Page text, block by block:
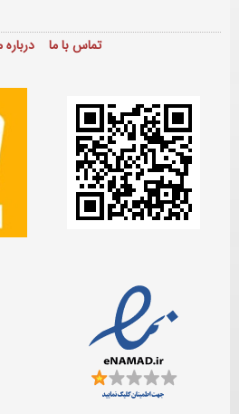
تماس با ما درباره